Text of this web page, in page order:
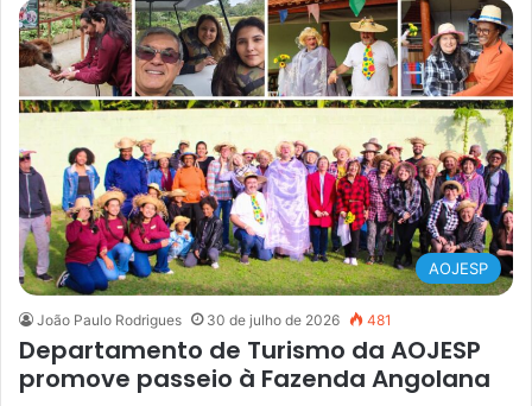
AOJESP
João Paulo Rodrigues 30 de julho de 2026 481
Departamento de Turismo da AOJESP
promove passeio à Fazenda Angolana